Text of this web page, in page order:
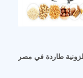
طاردة في مصر